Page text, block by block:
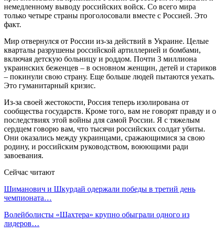
немедленному выводу российских войск. Со всего мира
только четыре страны проголосовали вместе с Россией. Это
факт.
Мир отвернулся от России из-за действий в Украине. Целые
кварталы разрушены российской артиллерией и бомбами,
включая детскую больницу и роддом. Почти 3 миллиона
украинских беженцев – в основном женщин, детей и стариков
– покинули свою страну. Еще больше людей пытаются уехать.
Это гуманитарный кризис.
Из-за своей жестокости, Россия теперь изолирована от
сообщества государств. Кроме того, вам не говорят правду и о
последствиях этой войны для самой России. Я с тяжелым
сердцем говорю вам, что тысячи российских солдат убиты.
Они оказались между украинцами, сражающимися за свою
родину, и российским руководством, воюющими ради
завоевания.
Сейчас читают
Шиманович и Шкурдай одержали победы в третий день
чемпионата…
Волейболисты «Шахтера» крупно обыграли одного из
лидеров…